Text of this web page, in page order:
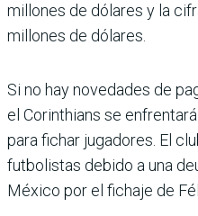
millones de dólares y la
millones de dóla­res.
Si no hay novedades de
el Corinthians se
para fichar jugadores. El
futbolistas debido a una
México por el fichaje de